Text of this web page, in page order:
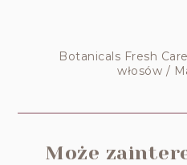
Botanicals Fresh
włosów /
Może